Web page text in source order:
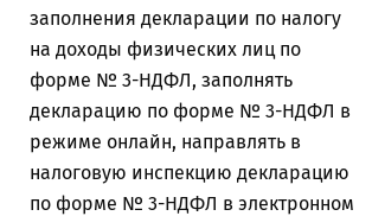
заполнения декларации по налогу
на доходы физических лиц по
форме № 3-НДФЛ, заполнять
декларацию по форме № 3-НДФЛ в
режиме онлайн, направлять в
налоговую инспекцию декларацию
по форме № 3-НДФЛ в электронном